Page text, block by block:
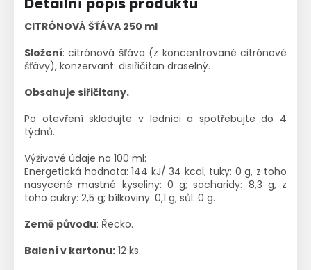
CITRÓNOVÁ ŠŤÁVA 250 ml
Složení: citrónová šťáva (z koncentrované citrónové
šťávy), konzervant: disiřičitan draselný.
Obsahuje siřičitany.
Po otevření skladujte v lednici a spotřebujte do 4
týdnů.
Výživové údaje na 100 ml:
Energetická hodnota: 144 kJ/ 34 kcal; tuky: 0 g, z toho
nasycené mastné kyseliny: 0 g; sacharidy: 8,3 g, z
toho cukry: 2,5 g; bílkoviny: 0,1 g; sůl: 0 g.
Země původu: Řecko.
Balení v kartonu: 12 ks.